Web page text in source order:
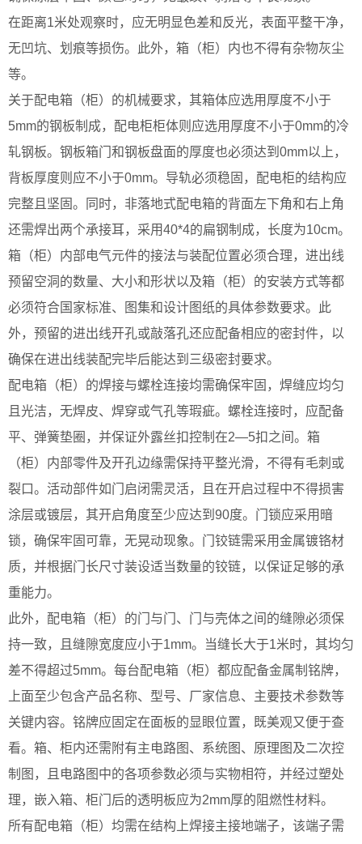
在距离1米处观察时，应无明显色差和反光，表面平整干净，
无凹坑、划痕等损伤。此外，箱（柜）内也不得有杂物灰尘
等。
关于配电箱（柜）的机械要求，其箱体应选用厚度不小于
5mm的钢板制成，配电柜柜体则应选用厚度不小于0mm的冷
轧钢板。钢板箱门和钢板盘面的厚度也必须达到0mm以上，
背板厚度则应不小于0mm。导轨必须稳固，配电柜的结构应
完整且坚固。同时，非落地式配电箱的背面左下角和右上角
还需焊出两个承接耳，采用40*4的扁钢制成，长度为10cm。
箱（柜）内部电气元件的接法与装配位置必须合理，进出线
预留空洞的数量、大小和形状以及箱（柜）的安装方式等都
必须符合国家标准、图集和设计图纸的具体参数要求。此
外，预留的进出线开孔或敲落孔还应配备相应的密封件，以
确保在进出线装配完毕后能达到三级密封要求。
配电箱（柜）的焊接与螺栓连接均需确保牢固，焊缝应均匀
且光洁，无焊皮、焊穿或气孔等瑕疵。螺栓连接时，应配备
平、弹簧垫圈，并保证外露丝扣控制在2—5扣之间。箱
（柜）内部零件及开孔边缘需保持平整光滑，不得有毛刺或
裂口。活动部件如门启闭需灵活，且在开启过程中不得损害
涂层或镀层，其开启角度至少应达到90度。门锁应采用暗
锁，确保牢固可靠，无晃动现象。门铰链需采用金属镀铬材
质，并根据门长尺寸装设适当数量的铰链，以保证足够的承
重能力。
此外，配电箱（柜）的门与门、门与壳体之间的缝隙必须保
持一致，且缝隙宽度应小于1mm。当缝长大于1米时，其均匀
差不得超过5mm。每台配电箱（柜）都应配备金属制铭牌，
上面至少包含产品名称、型号、厂家信息、主要技术参数等
关键内容。铭牌应固定在面板的显眼位置，既美观又便于查
看。箱、柜内还需附有主电路图、系统图、原理图及二次控
制图，且电路图中的各项参数必须与实物相符，并经过塑处
理，嵌入箱、柜门后的透明板应为2mm厚的阻燃性材料。
所有配电箱（柜）均需在结构上焊接主接地端子，该端子需